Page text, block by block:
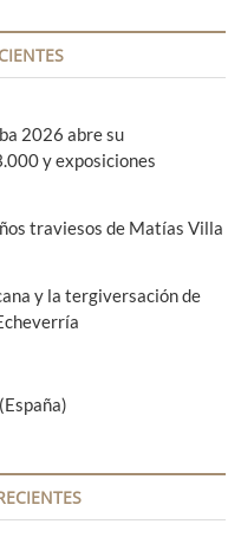
i
u
i
t
2026 abre su
y exposiciones
traviesos de Matías Villa
y la tergiversación de